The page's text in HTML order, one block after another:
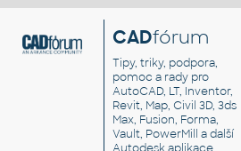
CADfórum
Tipy, triky, podpora,
pomoc a rady pro
AutoCAD, LT, Inventor,
Revit, Map, Civil 3D, 3ds
Max, Fusion, Forma,
Vault, PowerMill a další